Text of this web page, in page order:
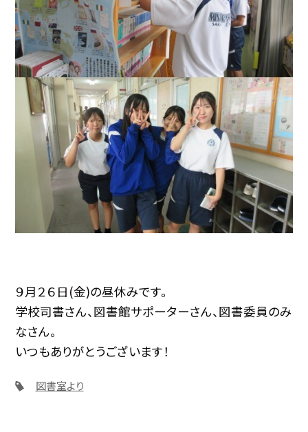
９月２６日(金)の昼休みです。
学校司書さん、図書館サポーターさん、図書委員のみ
なさん。
いつもありがとうございます！
図書室より